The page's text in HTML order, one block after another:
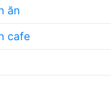
ăn
cafe